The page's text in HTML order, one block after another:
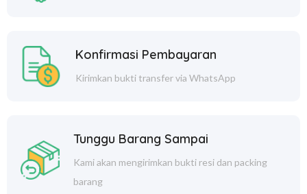
Konfirmasi Pembayaran
Kirimkan bukti transfer via WhatsApp
Tunggu Barang Sampai
Kami akan mengirimkan bukti resi dan packing
barang